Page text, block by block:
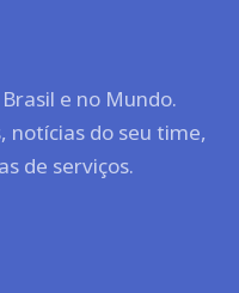
e no Mundo.
notícias do seu time,
de serviços.